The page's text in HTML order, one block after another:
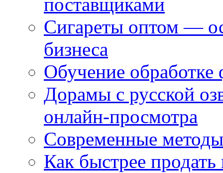
поставщиками
Сигареты оптом —
бизнеса
Обучение
Дорамы с русской
онлайн-просмотра
Современные
Как быстрее